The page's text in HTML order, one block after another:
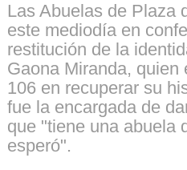
Las Abuelas de Plaza
este mediodía en
restitución de la
Gaona Miranda, quien
106 en recuperar su
fue la encargada de
que "tiene una abuela
esperó".